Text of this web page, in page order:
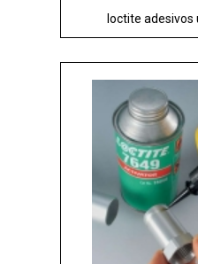
loctite adesivos